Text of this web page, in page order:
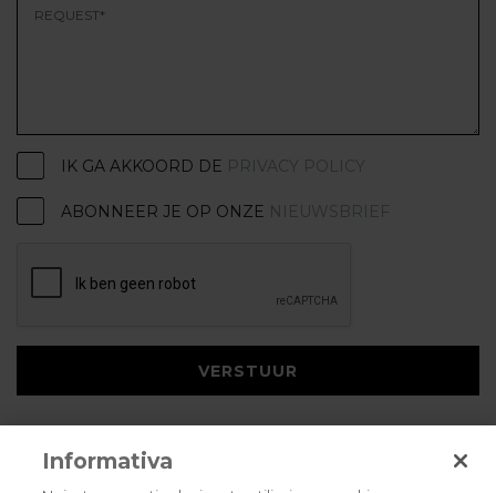
IK GA AKKOORD DE PRIVACY POLICY
ABONNEER JE OP ONZE NIEUWSBRIEF
VERSTUUR
Informativa